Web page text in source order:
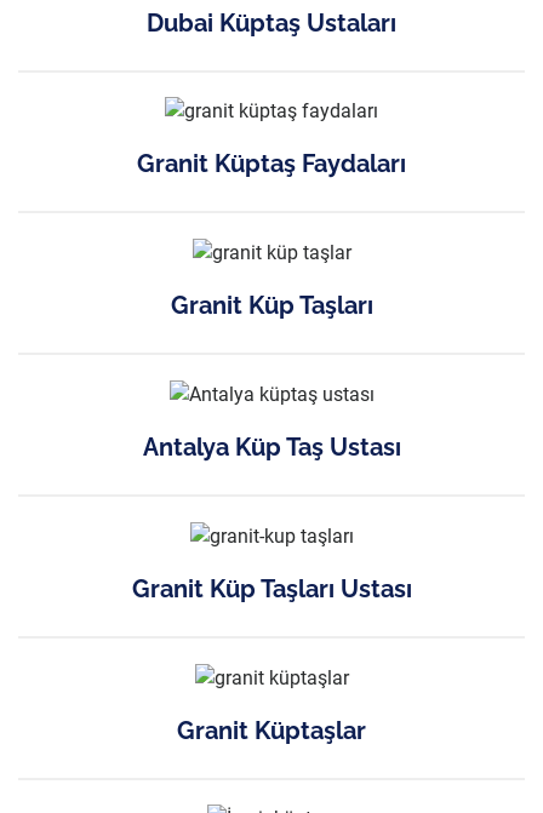
Dubai Küptaş Ustaları
Granit Küptaş Faydaları
Granit Küp Taşları
Antalya Küp Taş Ustası
Granit Küp Taşları Ustası
Granit Küptaşlar